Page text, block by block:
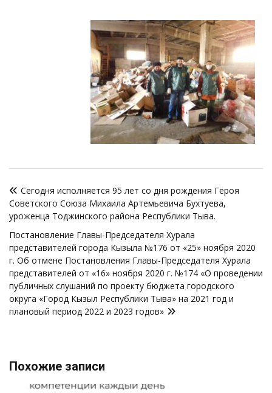
по
записям
Сегодня исполняется 95 лет со дня рождения Героя
Советского Союза Михаила Артемьевича Бухтуева,
уроженца Тоджинского района Республики Тыва.
Постановление Главы-Председателя Хурала
представителей города Кызыла №176 от «25» ноября 2020
г. Об отмене Постановления Главы-Председателя Хурала
представителей от «16» ноября 2020 г. №174 «О проведении
публичных слушаний по проекту бюджета городского
округа «Город Кызыл Республики Тыва» на 2021 год и
плановый период 2022 и 2023 годов»
Похожие записи